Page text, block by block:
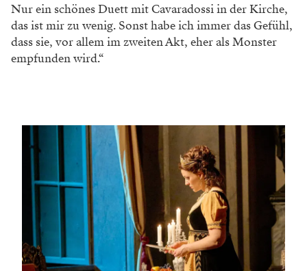
Nur ein schönes Duett mit Cavaradossi in der Kirche,
das ist mir zu wenig. Sonst habe ich immer das Gefühl,
dass sie, vor allem im zweiten Akt, eher als Monster
empfunden wird.“